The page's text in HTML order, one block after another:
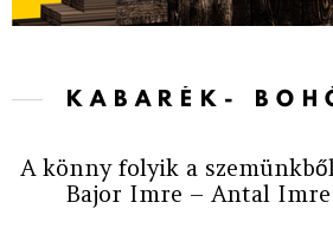
KABARÉK-
A könny folyik a
Bajor Imre – Antal